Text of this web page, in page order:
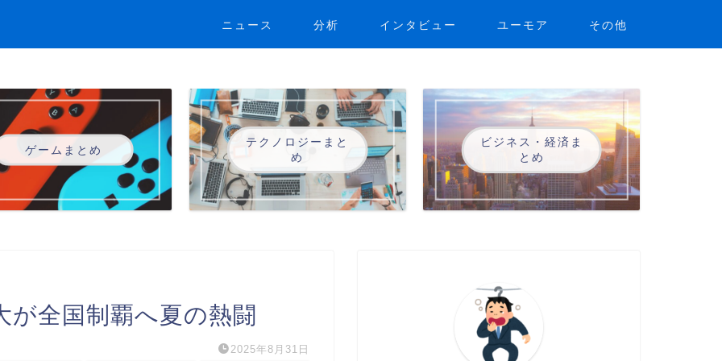
ニュース 分析 インタビュー ユーモア その他
ゲームまとめ
テクノロジーまと
め
ビジネス・経済ま
とめ
が全国制覇へ夏の熱闘
2025年8月31日